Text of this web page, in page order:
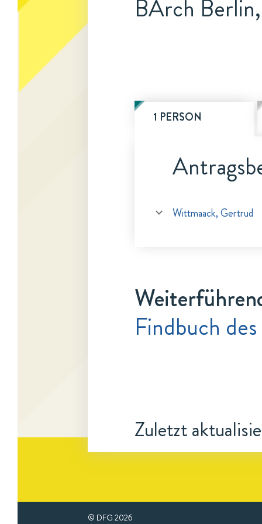
BArch
1 PERSON
Wittmaack, Gertrud
Findbuch
Zuletzt
© DFG 2026